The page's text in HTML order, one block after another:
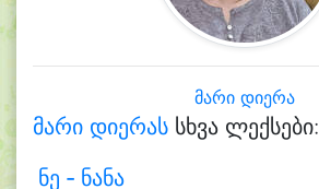
მარი დიერა
მარი დიერას სხვა ლექსები:
ნე - ნანა